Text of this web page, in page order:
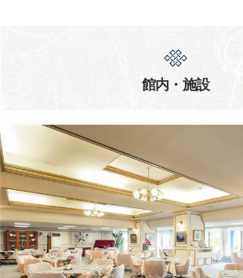
館内・施設